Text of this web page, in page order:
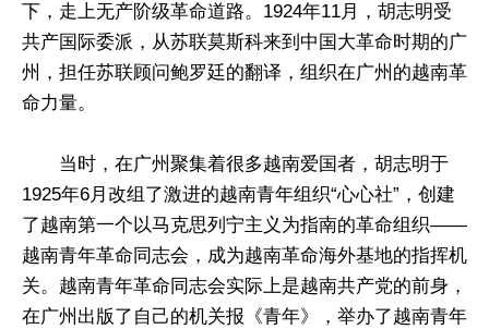
下，走上无产阶级革命道路。1924年11月，胡志明受
共产国际委派，从苏联莫斯科来到中国大革命时期的广
州，担任苏联顾问鲍罗廷的翻译，组织在广州的越南革
命力量。
当时，在广州聚集着很多越南爱国者，胡志明于
1925年6月改组了激进的越南青年组织“心心社”，创建
了越南第一个以马克思列宁主义为指南的革命组织——
越南青年革命同志会，成为越南革命海外基地的指挥机
关。越南青年革命同志会实际上是越南共产党的前身，
在广州出版了自己的机关报《青年》，举办了越南青年